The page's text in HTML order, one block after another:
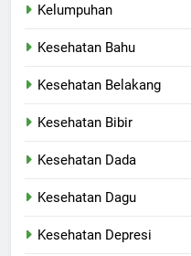
Kelumpuhan
Kesehatan Bahu
Kesehatan Belakang
Kesehatan Bibir
Kesehatan Dada
Kesehatan Dagu
Kesehatan Depresi